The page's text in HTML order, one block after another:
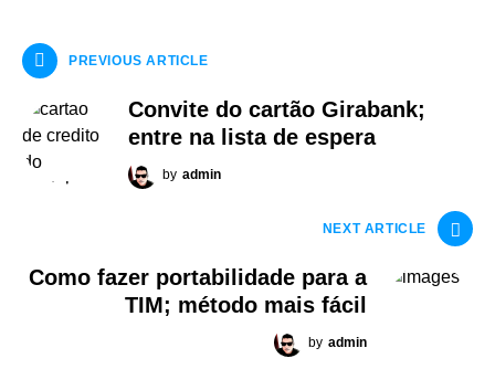
PREVIOUS ARTICLE
Convite do cartão Girabank;
entre na lista de espera
by admin
NEXT ARTICLE
Como fazer portabilidade para a
TIM; método mais fácil
by admin